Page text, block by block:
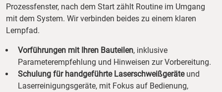
Prozessfenster, nach dem Start zählt Routine im Umgang
mit dem System. Wir verbinden beides zu einem klaren
Lernpfad.
Vorführungen mit Ihren Bauteilen, inklusive
Parameterempfehlung und Hinweisen zur Vorbereitung.
Schulung für handgeführte Laserschweißgeräteund
Laserreinigungsgeräte, mit Fokus auf Bedienung,